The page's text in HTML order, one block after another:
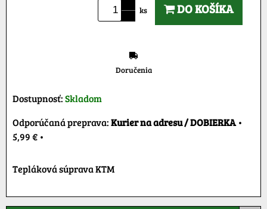
ks DO KOŠÍKA
Doručenia
Dostupnosť:Skladom
Kurier na adresu / DOBIERKA•
5,99 € •
Tepláková súprava KTM